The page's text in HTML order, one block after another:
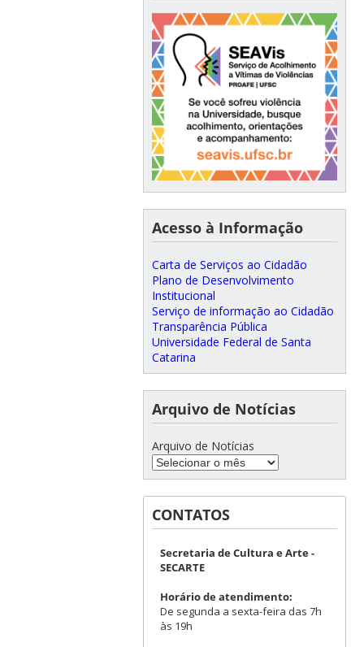
Acesso à Informação
Carta de Serviços ao Cidadão
Plano de Desenvolvimento
Institucional
Serviço de informação ao Cidadão
Transparência Pública
Universidade Federal de Santa
Catarina
Arquivo de Notícias
Arquivo de Notícias
CONTATOS
Secretaria de Cultura e Arte -
SECARTE
Horário de atendimento:
De segunda a sexta-feira das 7h
às 19h